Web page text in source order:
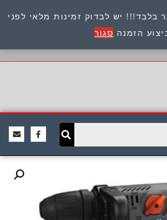
בלבד!!! יש לבדוק זמינות מלאי לפני
הזמנה סגור
כתובת : היוזמים 9 אור יהודה שירות לקוחות 054-
8945722